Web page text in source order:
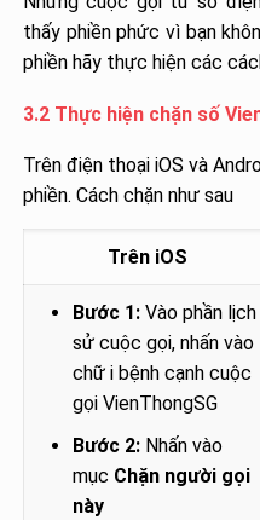
thấy phiền phức vì bạn
phiền hãy thực hiện các
3.2 Thực hiện chặn số
Trên điện thoại iOS và
phiền. Cách chặn như sau
Trên iOS
Bước 1: Vào phần lịch
sử cuộc gọi, nhấn vào
chữ i bệnh cạnh cuộc
gọi VienThongSG
Bước 2: Nhấn vào
mục Chặn người gọi
này